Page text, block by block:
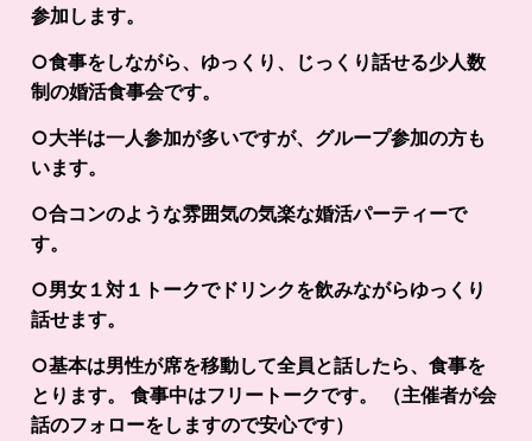
参加します。
○食事をしながら、ゆっくり、じっくり話せる少人数
制の婚活食事会です。
○大半は一人参加が多いですが、グループ参加の方も
います。
○合コンのような雰囲気の気楽な婚活パーティーで
す。
○男女１対１トークでドリンクを飲みながらゆっくり
話せます。
○基本は男性が席を移動して全員と話したら、食事を
とります。 食事中はフリートークです。 （主催者が会
話のフォローをしますので安心です）